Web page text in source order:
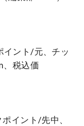
ント/元、チッ
税込価
イント/先中、